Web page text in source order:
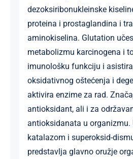
dezoksiribonukleinske
proteina i prostaglandina i
aminokiselina. Glutation
metabolizmu karcinogena i
imunološku funkciju i
oksidativnog oštećenja i
aktivira enzime za rad.
antioksidant, ali i za
antioksidanata u organizmu.
katalazom i superoksid-
predstavlja glavno oružje